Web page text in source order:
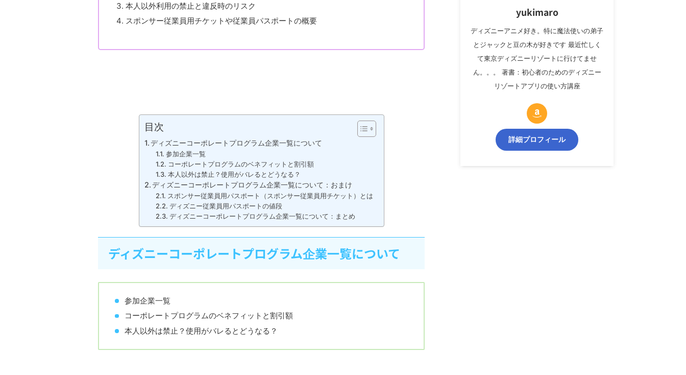
本人以外利用の禁止と違反時のリスク
スポンサー従業員用チケットや従業員パスポートの概要
目次
ディズニーコーポレートプログラム企業一覧について
参加企業一覧
コーポレートプログラムのベネフィットと割引額
本人以外は禁止？使用がバレるとどうなる？
ディズニーコーポレートプログラム企業一覧について：おまけ
スポンサー従業員用パスポート（スポンサー従業員用チケット）とは
ディズニー従業員用パスポートの値段
ディズニーコーポレートプログラム企業一覧について：まとめ
ディズニーコーポレートプログラム企業一覧について
参加企業一覧
コーポレートプログラムのベネフィットと割引額
本人以外は禁止？使用がバレるとどうなる？
yukimaro
ディズニーアニメ好き。特に魔法使いの弟子
とジャックと豆の木が好きです 最近忙しく
て東京ディズニーリゾートに行けてませ
ん。。。 著書：初心者のためのディズニー
リゾートアプリの使い方講座
詳細プロフィール